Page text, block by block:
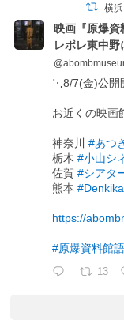
横
映画『原爆
レポレ東中野
⋱8/7(金)公開
お近くの映画
神奈川#あつ
栃木#小山シ
佐賀#シアタ
熊本
https://
#原爆資料館
13